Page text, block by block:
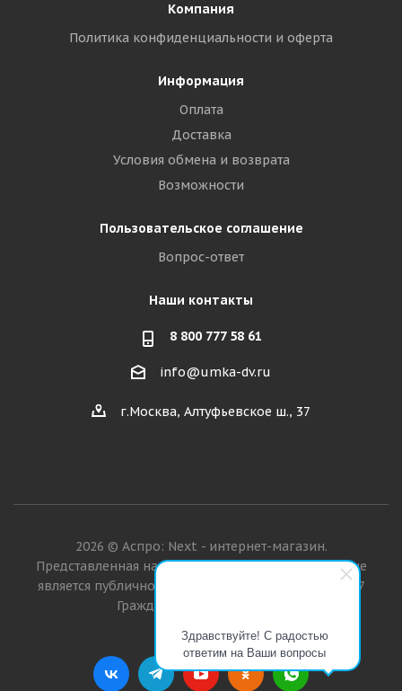
Здравствуйте! С радостью
ответим на Ваши вопросы
Компания
Политика конфиденциальности и оферта
Информация
Оплата
Доставка
Условия обмена и возврата
Возможности
Пользовательское соглашение
Вопрос-ответ
Наши контакты
8 800 777 58 61
info@umka-dv.ru
г.Москва, Алтуфьевское ш., 37
2026 © Аспро: Next - интернет-магазин.
Представленная на сайте информация о товарах не
является публичной офертой в значении п. 2 ст. 437
Гражданского кодекса РФ.